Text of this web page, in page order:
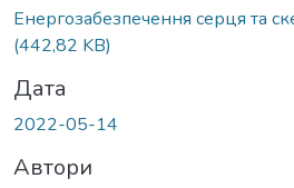
Енергозабезпечення серця та
(442,82 KB)
Дата
2022-05-14
Автори